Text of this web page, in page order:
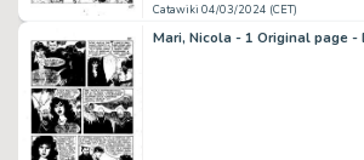
Catawiki 04/03/2024 (CET)